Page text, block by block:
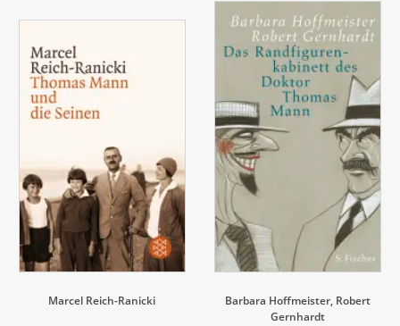
Marcel Reich-Ranicki Barbara Hoffmeister Robert
Gernhardt